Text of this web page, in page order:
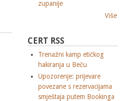
zupanije
Više
CERT RSS
Trenažni kamp etičkog
hakiranja u Beču
Upozorenje: prijevare
povezane s rezervacijama
smještaja putem Bookinga